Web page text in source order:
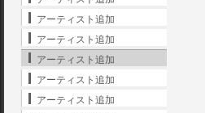
アーティスト追加
アーティスト追加
アーティスト追加
アーティスト追加
アーティスト追加